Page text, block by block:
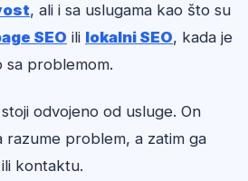
, ali i sa uslugama kao što su
SEO ili lokalni SEO, kada je
problemom.
odvojeno od usluge. On
razume problem, a zatim ga
kontaktu.